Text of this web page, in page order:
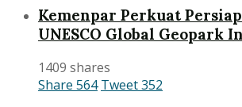
Kemenpar Perkuat
UNESCO Global Geopark
1409 shares
Share 564 Tweet352